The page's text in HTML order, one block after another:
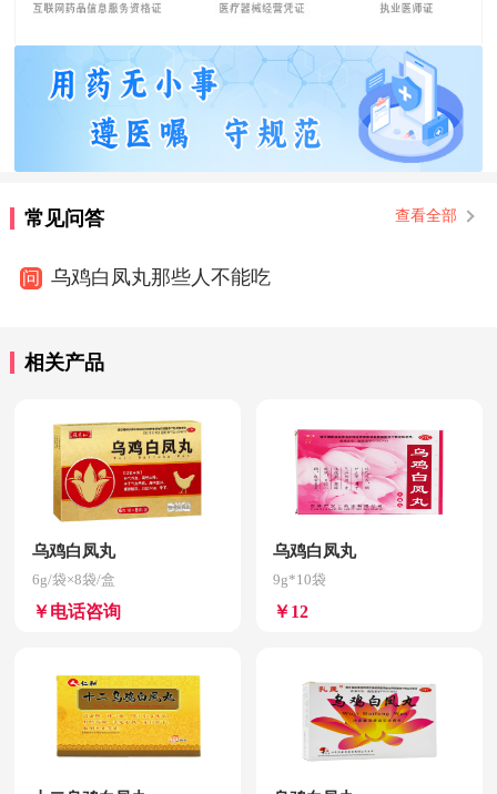
常见问答 查看全部
问 乌鸡白凤丸那些人不能吃
相关产品
乌鸡白凤丸
6g/袋×8袋/盒
￥电话咨询
乌鸡白凤丸
9g*10袋
￥12